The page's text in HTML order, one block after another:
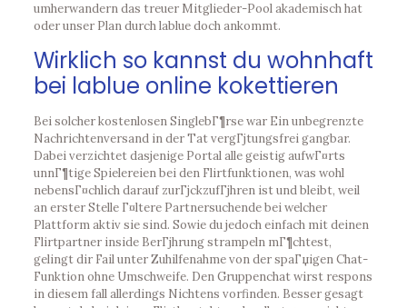
umherwandern das treuer Mitglieder-Pool akademisch hat
oder unser Plan durch lablue doch ankommt.
Wirklich so kannst du wohnhaft
bei lablue online kokettieren
Bei solcher kostenlosen SinglebГ¶rse war Ein unbegrenzte
Nachrichtenversand in der Tat vergГјtungsfrei gangbar.
Dabei verzichtet dasjenige Portal alle geistig aufwГ¤rts
unnГ¶tige Spielereien bei den Flirtfunktionen, was wohl
nebensГ¤chlich darauf zurГјckzufГјhren ist und bleibt, weil
an erster Stelle Г¤ltere Partnersuchende bei welcher
Plattform aktiv sie sind. Sowie du jedoch einfach mit deinen
Flirtpartner inside BerГјhrung strampeln mГ¶chtest,
gelingt dir Fail unter Zuhilfenahme von der spaГџigen Chat-
Funktion ohne Umschweife. Den Gruppenchat wirst respons
in diesem fall allerdings Nichtens vorfinden. Besser gesagt